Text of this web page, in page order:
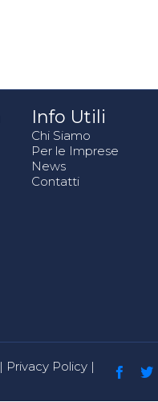
Info Utili
Chi Siamo
Per le Imprese
News
Contatti
| Privacy Policy |